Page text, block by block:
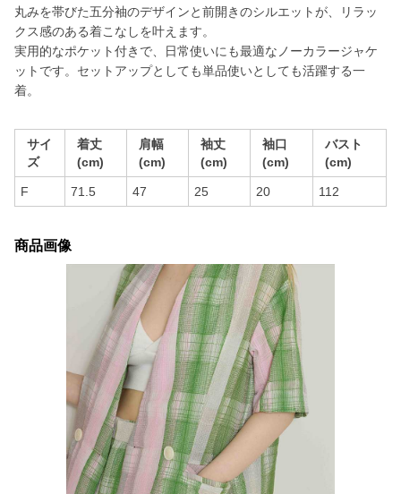
丸みを帯びた五分袖のデザインと前開きのシルエットが、リラッ
クス感のある着こなしを叶えます。
実用的なポケット付きで、日常使いにも最適なノーカラージャケ
ットです。セットアップとしても単品使いとしても活躍する一
着。
サイ
ズ
着丈
(cm)
肩幅
(cm)
袖丈
(cm)
袖口
(cm)
バスト
(cm)
F 71.5 47 25 20 112
商品画像